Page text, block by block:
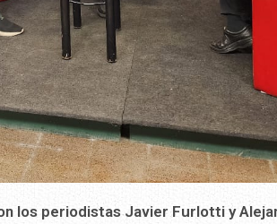
los periodistas Javier Furlotti y